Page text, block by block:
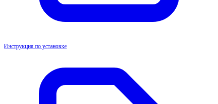
Инструкция по установке